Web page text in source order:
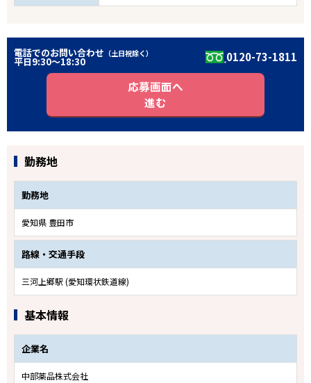
電話でのお問い合わせ （土日祝除く）
平日9:30〜18:30 0120-73-1811
応募画面へ
進む
勤務地
勤務地
愛知県 豊田市
路線・交通手段
三河上郷駅 (愛知環状鉄道線)
基本情報
企業名
中部薬品株式会社